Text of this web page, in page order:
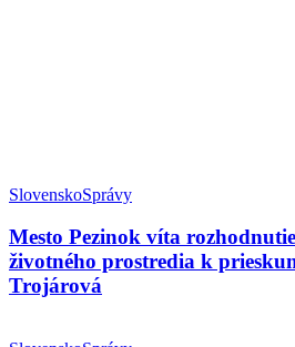
SlovenskoSprávy
Mesto Pezinok víta
životného prostredia k
Trojárová